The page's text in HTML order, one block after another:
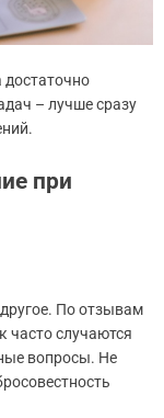
достаточно
– лучше сразу
при
По отзывам
часто случаются
вопросы. Не